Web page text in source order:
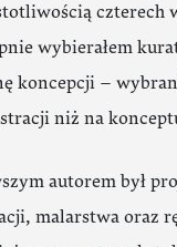
czterech
wybierałem
koncepcji –
niż na
autorem był
malarstwa oraz